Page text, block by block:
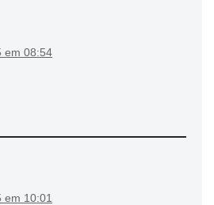
em 08:54
em 10:01